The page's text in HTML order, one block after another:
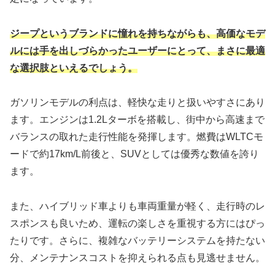
ジープというブランドに憧れを持ちながらも、高価なモデ
ルには手を出しづらかったユーザーにとって、まさに最適
な選択肢といえるでしょう。
ガソリンモデルの利点は、軽快な走りと扱いやすさにあり
ます。エンジンは1.2Lターボを搭載し、街中から高速まで
バランスの取れた走行性能を発揮します。燃費はWLTCモ
ードで約17km/L前後と、SUVとしては優秀な数値を誇り
ます。
また、ハイブリッド車よりも車両重量が軽く、走行時のレ
スポンスも良いため、運転の楽しさを重視する方にはぴっ
たりです。さらに、複雑なバッテリーシステムを持たない
分、メンテナンスコストを抑えられる点も見逃せません。